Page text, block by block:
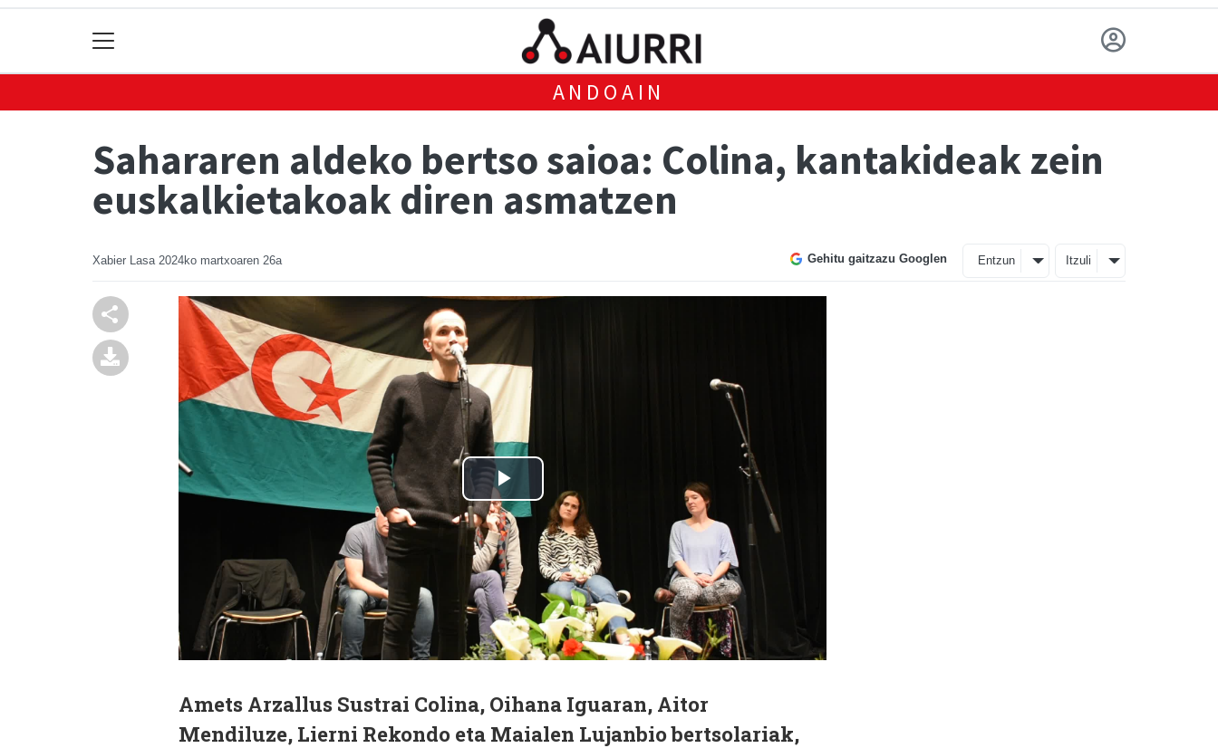
ANDOAIN
Sahararen aldeko bertso saioa: Colina, kantakideak zein
euskalkietakoak diren asmatzen
Xabier Lasa 2024ko martxoaren 26a Gehitu gaitzazu Googlen Entzun Itzuli
Amets Arzallus Sustrai Colina, Oihana Iguaran, Aitor
Mendiluze, Lierni Rekondo eta Maialen Lujanbio bertsolariak,